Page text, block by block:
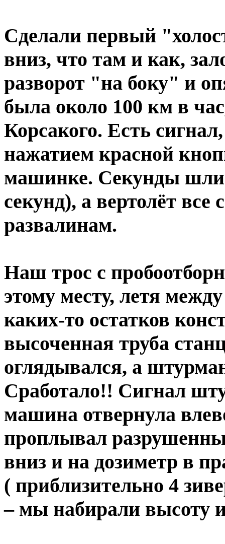
Сделали первый
вниз, что там и как,
разворот "на боку" и
была около 100 км в
Корсакого. Есть
нажатием красной
машинке. Секунды шли
секунд), а вертолёт
развалинам.
Наш трос с
этому месту, летя
каких-то остатков
высоченная труба
оглядывался, а
Сработало!! Сигнал
машина отвернула
проплывал
вниз и на дозиметр в
( приблизительно 4
– мы набирали высоту